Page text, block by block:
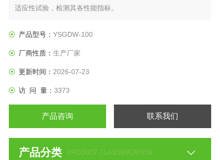
适应性试验，检测其各性能指标。
产品型号： YSGDW-100
厂商性质： 生产厂家
更新时间： 2026-07-23
访 问 量： 3373
产品咨询 联系我们
产品分类 PRODUCT CLASSIFICATION